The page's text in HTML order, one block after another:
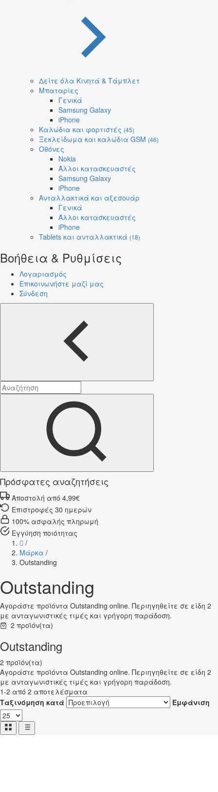
Δείτε όλα Κινητά & Τάμπλετ
Μπαταρίες
Γενικά
Samsung Galaxy
iPhone
Καλώδια και φορτιστές (45)
Ξεκλείδωμα και καλώδια GSM (46)
Οθόνες
Nokia
Άλλοι κατασκευαστές
Samsung Galaxy
iPhone
Ανταλλακτικά και αξεσουάρ
Γενικά
Άλλοι κατασκευαστές
iPhone
Tablets και ανταλλακτικά (18)
Βοήθεια & Ρυθμίσεις
Λογαριασμός
Επικοινωνήστε μαζί μας
Σύνδεση
Πρόσφατες αναζητήσεις
Αποστολή από 4,99€
Επιστροφές 30 ημερών
100% ασφαλής πληρωμή
Εγγύηση ποιότητας
/
Μάρκα /
Outstanding
Outstanding
Αγοράστε προϊόντα Outstanding online. Περιηγηθείτε σε είδη 2
με ανταγωνιστικές τιμές και γρήγορη παράδοση.
2 προϊόν(τα)
Outstanding
2 προϊόν(τα)
Αγοράστε προϊόντα Outstanding online. Περιηγηθείτε σε είδη 2
με ανταγωνιστικές τιμές και γρήγορη παράδοση.
1-2 από 2 αποτελέσματα
Ταξινόμηση κατά
Εμφάνιση